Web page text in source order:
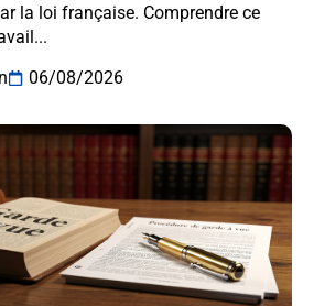
la loi française. Comprendre ce
06/08/2026